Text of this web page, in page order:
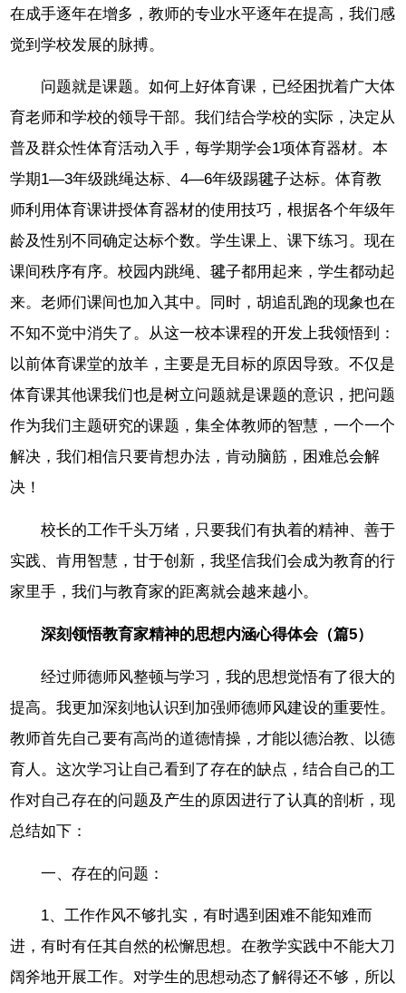
在成手逐年在增多，教师的专业水平逐年在提高，我们感
觉到学校发展的脉搏。
问题就是课题。如何上好体育课，已经困扰着广大体
育老师和学校的领导干部。我们结合学校的实际，决定从
普及群众性体育活动入手，每学期学会1项体育器材。本
学期1—3年级跳绳达标、4—6年级踢毽子达标。体育教
师利用体育课讲授体育器材的使用技巧，根据各个年级年
龄及性别不同确定达标个数。学生课上、课下练习。现在
课间秩序有序。校园内跳绳、毽子都用起来，学生都动起
来。老师们课间也加入其中。同时，胡追乱跑的现象也在
不知不觉中消失了。从这一校本课程的开发上我领悟到：
以前体育课堂的放羊，主要是无目标的原因导致。不仅是
体育课其他课我们也是树立问题就是课题的意识，把问题
作为我们主题研究的课题，集全体教师的智慧，一个一个
解决，我们相信只要肯想办法，肯动脑筋，困难总会解
决！
校长的工作千头万绪，只要我们有执着的精神、善于
实践、肯用智慧，甘于创新，我坚信我们会成为教育的行
家里手，我们与教育家的距离就会越来越小。
深刻领悟教育家精神的思想内涵心得体会（篇5）
经过师德师风整顿与学习，我的思想觉悟有了很大的
提高。我更加深刻地认识到加强师德师风建设的重要性。
教师首先自己要有高尚的道德情操，才能以德治教、以德
育人。这次学习让自己看到了存在的缺点，结合自己的工
作对自己存在的问题及产生的原因进行了认真的剖析，现
总结如下：
一、存在的问题：
1、工作作风不够扎实，有时遇到困难不能知难而
进，有时有任其自然的松懈思想。在教学实践中不能大刀
阔斧地开展工作。对学生的思想动态了解得还不够，所以